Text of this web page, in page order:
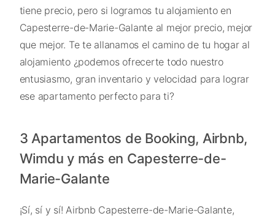
tiene precio, pero si logramos tu alojamiento en
Capesterre-de-Marie-Galante al mejor precio, mejor
que mejor. Te te allanamos el camino de tu hogar al
alojamiento ¿podemos ofrecerte todo nuestro
entusiasmo, gran inventario y velocidad para lograr
ese apartamento perfecto para ti?
3 Apartamentos de Booking, Airbnb,
Wimdu y más en Capesterre-de-
Marie-Galante
¡Sí, sí y sí! Airbnb Capesterre-de-Marie-Galante,